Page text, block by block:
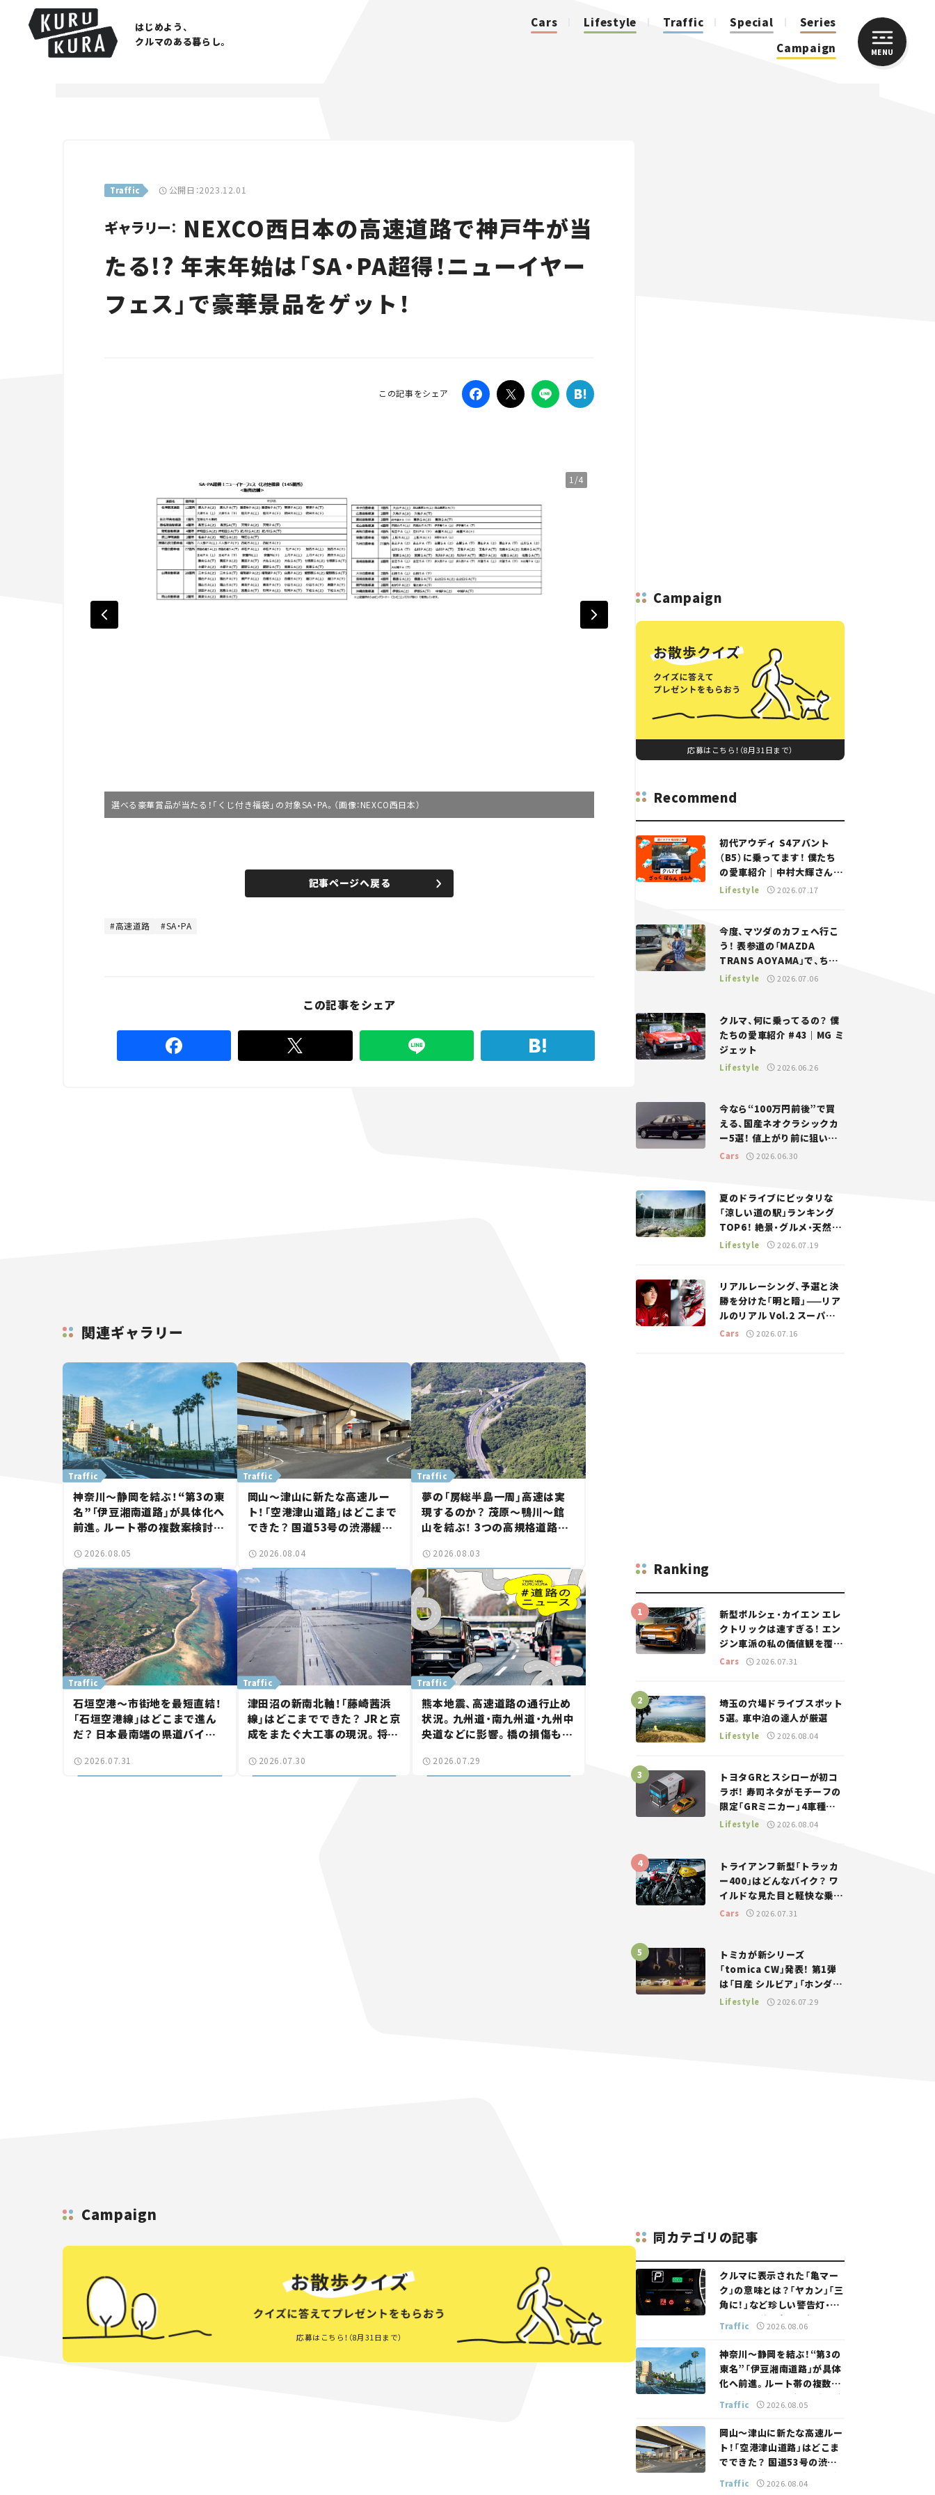
はじめよう、
クルマのある暮らし。
Cars Lifestyle Traffic Special
Series
Campaign
MENU
Traffic 公開日：2023.12.01
ギャラリー： NEXCO西日本の高速道路で神戸牛が当
たる!? 年末年始は「SA・PA超得！ニューイヤー
フェス」で豪華景品をゲット！
この記事をシェア
1/4
選べる豪華賞品が当たる！「くじ付き福袋」の対象SA・PA。（画像：NEXCO西日本）
記事ページへ戻る
高速道路 SA・PA
この記事をシェア
関連ギャラリー
Traffic
神奈川～静岡を結ぶ！“第3の東
名”「伊豆湘南道路」が具体化へ
前進。ルート帯の複数案検討
【いま気になる道路計画】
2026.08.05
Traffic
岡山～津山に新たな高速ルー
ト！「空港津山道路」はどこまで
できた？ 国道53号の渋滞緩和
【いま気になる道路計画】
2026.08.04
Traffic
夢の「房総半島一周」高速は実
現するのか？ 茂原～鴨川～館
山を結ぶ！ 3つの高規格道路計
討進む【いま気になる道路計
画】
2026.08.03
Traffic
石垣空港～市街地を最短直結！
「石垣空港線」はどこまで進ん
だ？ 日本最南端の県道バイパ
気になる道路計画】
2026.07.31
Traffic
津田沼の新南北軸！「藤崎茜浜
線」はどこまでできた？ JRと京
成をまたぐ大工事の現況。将来
結【いま気になる道路計画】
2026.07.30
Traffic
熊本地震、高速道路の通行止め
状況。九州道・南九州道・九州中
央道などに影響。橋の損傷も確
2026.07.29
Campaign
応募はこちら！（8月31日まで）
Campaign
応募はこちら！（8月31日まで）
Recommend
初代アウディ S4アバント
（B5）に乗ってます！ 僕たち
の愛車紹介｜中村大輝さん
——瀬イオナと嶋田智之の
Lifestyle 2026.07.17
今度、マツダのカフェへ行こ
う！ 表参道の「MAZDA
TRANS AOYAMA」で、ちょ
っとひと息。——連載｜CCG
Lifestyle 2026.07.06
クルマ、何に乗ってるの？ 僕
たちの愛車紹介 #43｜MG ミ
ジェット
Lifestyle 2026.06.26
今なら“100万円前後”で買
える、国産ネオクラシックカ
ー5選！ 値上がり前に狙いた
い、中古車探しをお手伝い――ち
Cars 2026.06.30
夏のドライブにピッタリな
「涼しい道の駅」ランキング
TOP6！ 絶景・グルメ・天然ク
ーラーなど、避暑におすすめ
Lifestyle 2026.07.19
リアルレーシング、予選と決
勝を分けた「明と暗」——リア
ルのリアル Vol.2 スーパー
GT 2026開幕戦 岡山国際サ
Cars 2026.07.16
Ranking
新型ポルシェ・カイエン エレ
クトリックは速すぎる！ エン
ジン車派の私の価値観を覆し
た、新しいポルシェの走り。
Cars 2026.07.31
埼玉の穴場ドライブスポット
5選。車中泊の達人が厳選
Lifestyle 2026.08.04
トヨタGRとスシローが初コ
ラボ！ 寿司ネタがモチーフの
限定「GRミニカー」4車種が
登場。入手方法は？【クルマ
Lifestyle 2026.08.04
トライアンフ新型「トラッカ
ー400」はどんなバイク？ ワ
イルドな見た目と軽快な乗り
味を両立した400ccフラット
Cars 2026.07.31
トミカが新シリーズ
「tomica CW」発表！ 第1弾
は「日産 シルビア」「ホンダ
NSX」が登場。世界が注目す
Lifestyle 2026.07.29
同カテゴリの記事
クルマに表示された「亀マー
ク」の意味とは？「ヤカン」「三
角に！」など珍しい警告灯・表
示灯を解説。 意外と便利なマ
ークも【クルマの知識】
Traffic 2026.08.06
神奈川～静岡を結ぶ！“第3の
東名”「伊豆湘南道路」が具体
化へ前進。ルート帯の複数案
検討へ。熱海まで信号ゼロが
実現？ 【いま気になる道路計
画】
Traffic 2026.08.05
岡山～津山に新たな高速ルー
ト！「空港津山道路」はどこま
でできた？ 国道53号の渋滞
緩和に期待。岡山市側でも動
きが【いま気になる道路計画】
Traffic 2026.08.04
CLOSE
Traffic
Special